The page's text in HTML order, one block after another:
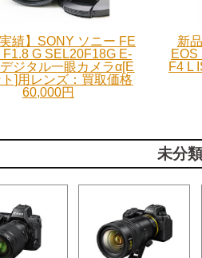
実績】SONY ソニー FE
F1.8 G SEL20F18G E-
ジタル一眼カメラα[E
]用レンズ：買取価格
60,000円
新
EOS
F4 L
未分